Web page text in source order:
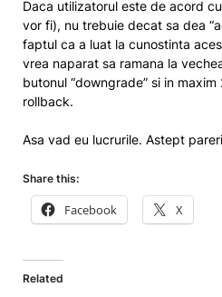
Daca utilizatorul este de acord
vor fi), nu trebuie decat sa dea
faptul ca a luat la cunostinta
vrea naparat sa ramana la
butonul “downgrade” si in
rollback.
Asa vad eu lucrurile. Astept
Share this:
Facebook X
Related